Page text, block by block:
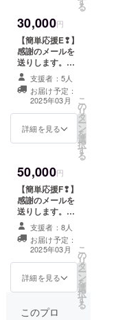
りお知らせいた
します。 ※日程
についてはプロ
ジェクトの進行
により遅くなる
かもしれませ
ん。 ※会場まで
の交通費は自己
負担でお願いい
たします。
る
30,000円
【簡単応援E❢】
感謝のメールを
送りします。
メールアドレス
を、お間違いな
いよう入力お願
いします。 ※こ
のリターン内容
は【簡単応援
A❢】【簡単応援
B❢】【簡単応援
C❢】【簡単応援
D❢】【簡単応援
F❢】と同じにな
ります。
支援者：5人
お届け予定：
2025年03月
詳細を見る
こ
の
リ
タ
ー
ン
を
選
択
す
る
50,000円
【簡単応援F❢】
感謝のメールを
送りします。
メールアドレス
を、お間違いな
いよう入力お願
いします。 ※こ
のリターン内容
は【簡単応援
A❢】【簡単応援
B❢】【簡単応援
C❢】【簡単応援
支援者：8人
お届け予定：
2025年03月
詳細を見る
こ
の
リ
タ
ー
ン
を
選
択
す
る
このプロ